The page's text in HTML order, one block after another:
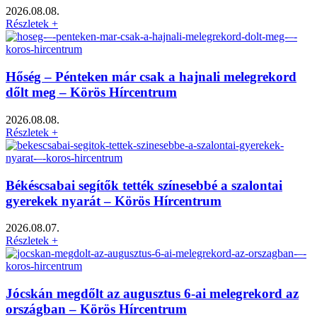
2026.08.08.
Részletek +
Hőség – Pénteken már csak a hajnali melegrekord
dőlt meg – Körös Hírcentrum
2026.08.08.
Részletek +
Békéscsabai segítők tették színesebbé a szalontai
gyerekek nyarát – Körös Hírcentrum
2026.08.07.
Részletek +
Jócskán megdőlt az augusztus 6-ai melegrekord az
országban – Körös Hírcentrum